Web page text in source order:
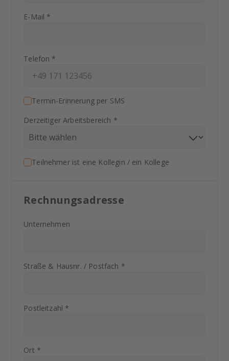
E-Mail *
Telefon *
Termin-Erinnerung per SMS
Derzeitiger Arbeitsbereich *
Teilnehmer ist eine Kollegin / ein Kollege
Rechnungsadresse
Unternehmen
Straße & Hausnr. / Postfach *
Postleitzahl *
Ort *